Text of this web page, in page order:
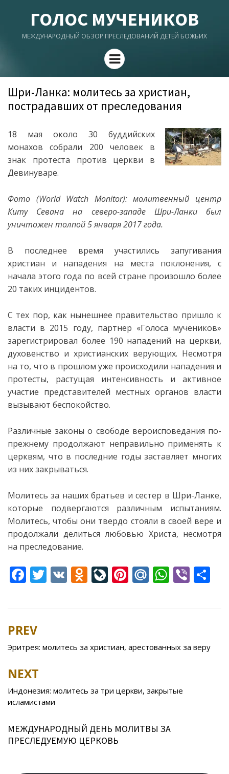
ГОЛОС МУЧЕНИКОВ
МЕЖДУНАРОДНЫЙ ОБЗОР ПРЕСЛЕДОВАНИЙ ДЕТЕЙ БОЖЬИХ
Menu
Шри-Ланка: молитесь за христиан,
пострадавших от преследования
18 мая около 30 буддийских
монахов собрали 200 человек в
знак протеста против церкви в
Девинуваре.
Фото (World Watch Monitor): молитвенный центр
Киту Севана на северо-западе Шри-Ланки был
уничтожен толпой 5 января 2017 года.
В последнее время участились запугивания
христиан и нападения на места поклонения, с
начала этого года по всей стране произошло более
20 таких инцидентов.
С тех пор, как нынешнее правительство пришло к
власти в 2015 году, партнер «Голоса мучеников»
зарегистрировал более 190 нападений на церкви,
духовенство и христианских верующих. Несмотря
на то, что в прошлом уже происходили нападения и
протесты, растущая интенсивность и активное
участие представителей местных органов власти
вызывают беспокойство.
Различные законы о свободе вероисповедания по-
прежнему продолжают неправильно применять к
церквям, что в последние годы заставляет многих
из них закрываться.
Молитесь за наших братьев и сестер в Шри-Ланке,
которые подвергаются различным испытаниям.
Молитесь, чтобы они твердо стояли в своей вере и
продолжали делиться любовью Христа, несмотря
на преследование.
F
b
o
o
k
T V O
kl
as
ni
Li
u
r
al
Pi
st
M
u
W
A
p
Vi
Post
navigation
PREV
Эритрея: молитесь за христиан, арестованных за веру
NEXT
Индонезия: молитесь за три церкви, закрытые
исламистами
МЕЖДУНАРОДНЫЙ ДЕНЬ МОЛИТВЫ ЗА
ПРЕСЛЕДУЕМУЮ ЦЕРКОВЬ